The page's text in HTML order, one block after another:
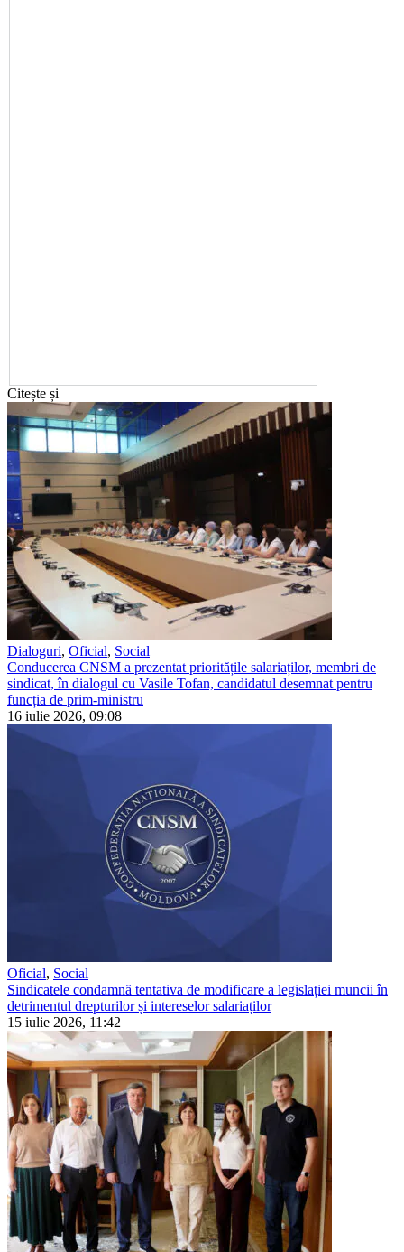
Citește și
Dialoguri, Oficial, Social
Conducerea CNSM a prezentat prioritățile salariaților, membri de
sindicat, în dialogul cu Vasile Tofan, candidatul desemnat pentru
funcția de prim-ministru
16 iulie 2026, 09:08
Oficial, Social
Sindicatele condamnă tentativa de modificare a legislației muncii în
detrimentul drepturilor și intereselor salariaților
15 iulie 2026, 11:42